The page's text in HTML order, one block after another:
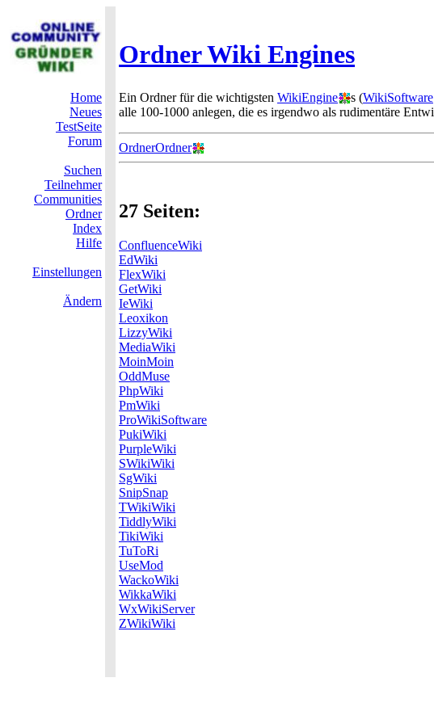
Ordner Wiki Engines
Home
Neues
TestSeite
Forum
Suchen
Teilnehmer
Communities
Ordner
Index
Hilfe
Einstellungen
Ändern
Ein Ordner für die wichtigsten WikiEngine s (WikiSoftware
alle 100-1000 anlegen, die es irgendwo als rudimentäre
OrdnerOrdner
27 Seiten:
ConfluenceWiki
EdWiki
FlexWiki
GetWiki
IeWiki
Leoxikon
LizzyWiki
MediaWiki
MoinMoin
OddMuse
PhpWiki
PmWiki
ProWikiSoftware
PukiWiki
PurpleWiki
SWikiWiki
SgWiki
SnipSnap
TWikiWiki
TiddlyWiki
TikiWiki
TuToRi
UseMod
WackoWiki
WikkaWiki
WxWikiServer
ZWikiWiki